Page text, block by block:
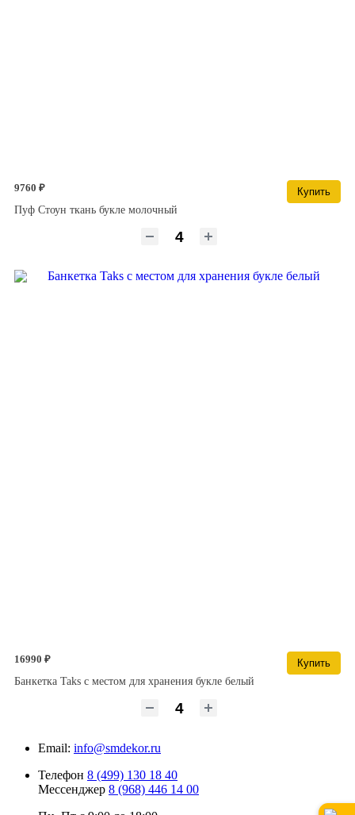
9760 ₽
Купить
Пуф Стоун ткань букле молочный
16990 ₽
Купить
Банкетка Taks с местом для хранения букле белый
Email: info@smdekor.ru
Телефон 8 (499) 130 18 40
Мессенджер 8 (968) 446 14 00